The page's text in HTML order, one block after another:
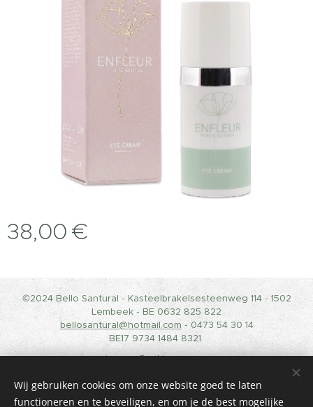
38,00 €
©2024 Bello Santural - Kasteelbrakelsesteenweg 114 - 1502
Lembeek - BE 0632 825 822
bellosantural@hotmail.com - 0473 54 30 14
BE17 9734 1484 8321
Cookies
Langues
Nederlands
Français
Wij gebruiken cookies om onze website goed te laten
functioneren en te beveiligen, en om je de best mogelijke